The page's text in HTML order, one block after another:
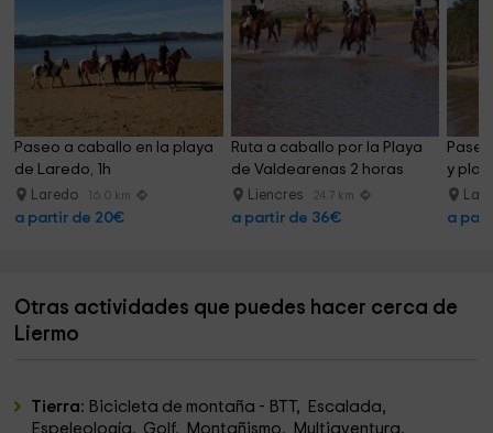
Paseo a caballo en la playa
de Laredo, 1h
Laredo 16.0 km
a partir de 20€
Ruta a caballo por la Playa
de Valdearenas 2 horas
Liencres 24.7 km
a partir de 36€
y
a
Otras actividades que puedes hacer cerca de
Liermo
Tierra: Bicicleta de montaña - BTT, Escalada,
Espeleología, Golf, Montañismo, Multiaventura,